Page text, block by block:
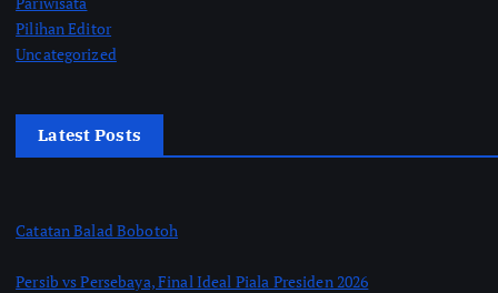
Pilihan Editor
Uncategorized
Latest Posts
Catatan Balad Bobotoh
Persib vs Persebaya, Final Ideal Piala Presiden 2026